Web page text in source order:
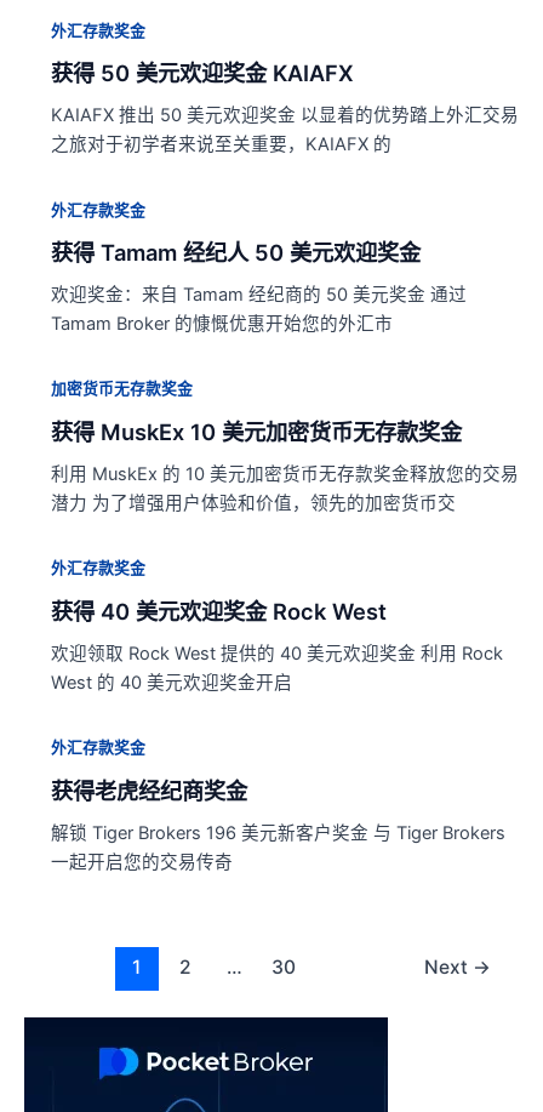
外汇存款奖金
获得 50 美元欢迎奖金 KAIAFX
KAIAFX 推出 50 美元欢迎奖金 以显着的优势踏上外汇交易
之旅对于初学者来说至关重要，KAIAFX 的
外汇存款奖金
获得 Tamam 经纪人 50 美元欢迎奖金
欢迎奖金：来自 Tamam 经纪商的 50 美元奖金 通过
Tamam Broker 的慷慨优惠开始您的外汇市
加密货币无存款奖金
获得 MuskEx 10 美元加密货币无存款奖金
利用 MuskEx 的 10 美元加密货币无存款奖金释放您的交易
潜力 为了增强用户体验和价值，领先的加密货币交
外汇存款奖金
获得 40 美元欢迎奖金 Rock West
欢迎领取 Rock West 提供的 40 美元欢迎奖金 利用 Rock
West 的 40 美元欢迎奖金开启
外汇存款奖金
获得老虎经纪商奖金
解锁 Tiger Brokers 196 美元新客户奖金 与 Tiger Brokers
一起开启您的交易传奇
1 2 … 30 Next →